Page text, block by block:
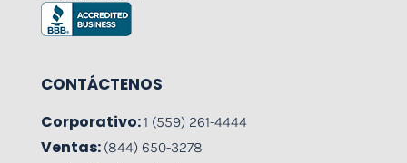
CONTÁCTENOS
Corporativo:1 (559) 261-4444
Ventas: (844) 650-3278